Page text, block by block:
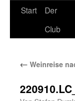
Start
Der
Club
← Weinreise